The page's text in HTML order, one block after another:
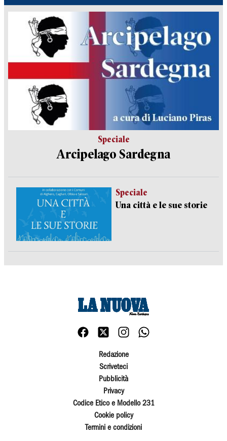
Speciale
Arcipelago Sardegna
Speciale
Una città e le sue storie
Redazione
Scriveteci
Pubblicità
Privacy
Codice Etico e Modello 231
Cookie policy
Termini e condizioni